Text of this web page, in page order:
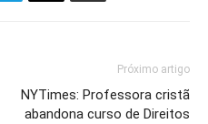
Próximo artigo
NYTimes: Professora cristã
abandona curso de Direitos